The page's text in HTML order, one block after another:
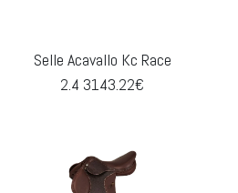
Selle Acavallo Kc Race
2.4 3143.22€